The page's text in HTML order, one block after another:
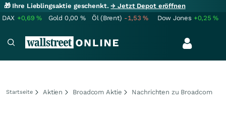
🎁 Ihre Lieblingsaktie geschenkt.→ Jetzt Depot eröffnen
DAX +0,69% Gold 0,00 % Öl (Brent) -1,53% Dow Jones +0,25%
Startseite Aktien Broadcom Aktie Nachrichten zu Broadcom